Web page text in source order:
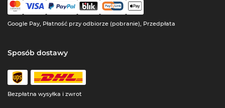
Google Pay, Płatność przy odbiorze (pobranie), Przedpłata
Sposób dostawy
Bezpłatna wysyłka i zwrot